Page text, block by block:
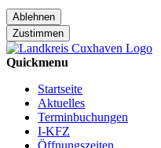
Ablehnen
Zustimmen
Quickmenu
Startseite
Aktuelles
Terminbuchungen
I-KFZ
Öffnungszeiten